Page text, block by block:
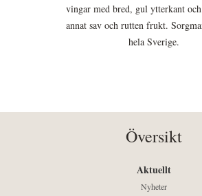
vingar med bred, gul ytterkant
annat sav och rutten frukt.
hela Sverige.
Översikt
Aktuellt
Nyheter